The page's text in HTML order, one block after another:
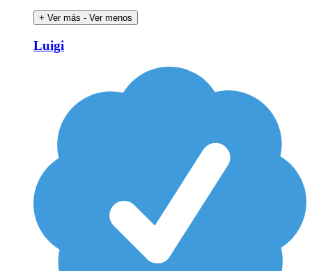
+ Ver más - Ver menos
Luigi